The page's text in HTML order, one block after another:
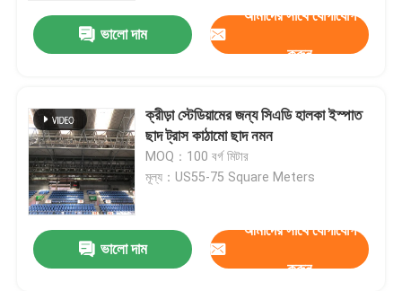
ভালো দাম
আমাদের সাথে যোগাযোগ
করুন
ক্রীড়া স্টেডিয়ামের জন্য সিএডি হালকা ইস্পাত
ছাদ ট্রাস কাঠামো ছাদ নমন
MOQ：100 বর্গ মিটার
মূল্য：US55-75 Square Meters
ভালো দাম
আমাদের সাথে যোগাযোগ
করুন